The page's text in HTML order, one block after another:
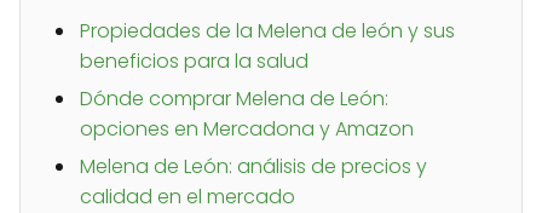
Propiedades de la Melena de león y sus
beneficios para la salud
Dónde comprar Melena de León:
opciones en Mercadona y Amazon
Melena de León: análisis de precios y
calidad en el mercado